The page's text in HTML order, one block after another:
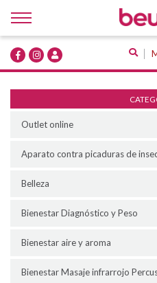
Inicio
Quiénes Somos
Servicios
Outlet online
Aparato contra picaduras de
Belleza
Bienestar Diagnóstico y Peso
Bienestar aire y aroma
Bienestar Masaje infrarrojo